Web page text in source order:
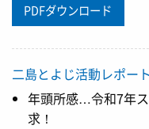
PDFダウンロード
二島とよじ活動レポー
年頭所感…令和7年
求！